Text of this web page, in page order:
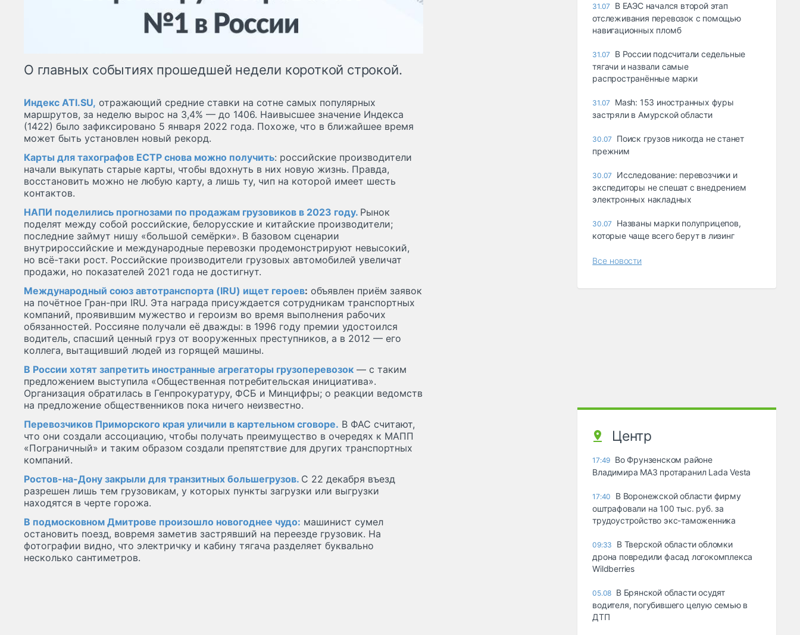
О главных событиях прошедшей недели короткой строкой.
Индекс ATI.SU, отражающий средние ставки на сотне самых популярных
маршрутов, за неделю вырос на 3,4% — до 1406. Наивысшее значение Индекса
(1422) было зафиксировано 5 января 2022 года. Похоже, что в ближайшее время
может быть установлен новый рекорд.
Карты для тахографов ЕСТР снова можно получить: российские производители
начали выкупать старые карты, чтобы вдохнуть в них новую жизнь. Правда,
восстановить можно не любую карту, а лишь ту, чип на которой имеет шесть
контактов.
НАПИ поделились прогнозами по продажам грузовиков в 2023 году. Рынок
поделят между собой российские, белорусские и китайские производители;
последние займут нишу «большой семёрки». В базовом сценарии
внутрироссийские и международные перевозки продемонстрируют невысокий,
но всё-таки рост. Российские производители грузовых автомобилей увеличат
продажи, но показателей 2021 года не достигнут.
Международный союз автотранспорта (IRU) ищет героев: объявлен приём заявок
на почётное Гран-при IRU. Эта награда присуждается сотрудникам транспортных
компаний, проявившим мужество и героизм во время выполнения рабочих
обязанностей. Россияне получали её дважды: в 1996 году премии удостоился
водитель, спасший ценный груз от вооруженных преступников, а в 2012 — его
коллега, вытащивший людей из горящей машины.
В России хотят запретить иностранные агрегаторы грузоперевозок — с таким
предложением выступила «Общественная потребительская инициатива».
Организация обратилась в Генпрокуратуру, ФСБ и Минцифры; о реакции ведомств
на предложение общественников пока ничего неизвестно.
Перевозчиков Приморского края уличили в картельном сговоре. В ФАС считают,
что они создали ассоциацию, чтобы получать преимущество в очередях к МАПП
«Пограничный» и таким образом создали препятствие для других транспортных
компаний.
Ростов-на-Дону закрыли для транзитных большегрузов. С 22 декабря въезд
разрешен лишь тем грузовикам, у которых пункты загрузки или выгрузки
находятся в черте горожа.
В подмосковном Дмитрове произошло новогоднее чудо: машинист сумел
остановить поезд, вовремя заметив застрявший на переезде грузовик. На
фотографии видно, что электричку и кабину тягача разделяет буквально
несколько сантиметров.
31.07
В ЕАЭС начался второй этап
отслеживания перевозок с помощью
навигационных пломб
31.07
В России подсчитали седельные
тягачи и назвали самые
распространённые марки
31.07
Mash: 153 иностранных фуры
застряли в Амурской области
30.07
Поиск грузов никогда не станет
прежним
30.07
Исследование: перевозчики и
экспедиторы не спешат с внедрением
электронных накладных
30.07
Названы марки полуприцепов,
которые чаще всего берут в лизинг
Все новости
Центр
17:49 Во Фрунзенском районе
Владимира МАЗ протаранил Lada Vesta
17:40
В Воронежской области фирму
оштрафовали на 100 тыс. руб. за
трудоустройство экс-таможенника
09:33
В Тверской области обломки
дрона повредили фасад логокомплекса
Wildberries
05.08 В Брянской области осудят
водителя, погубившего целую семью в
ДТП